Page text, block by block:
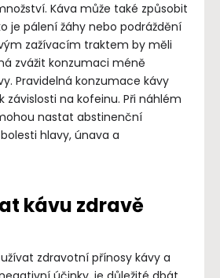
Káva může také způsobit
je pálení žáhy nebo podráždění
zažívacím traktem by měli
zvážit konzumaci méně
Pravidelná konzumace kávy
závislosti na kofeinu. Při náhlém
nastat abstinenční
hlavy, únava a
kávu zdravě
zdravotní přínosy kávy a